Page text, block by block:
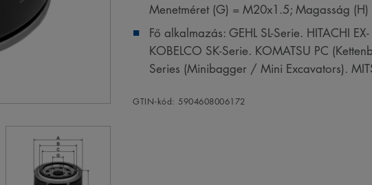
Menetméret (G) = M20x1.5; Magasság (H)
Fő alkalmazás: GEHL SL-Serie. HITACHI
KOBELCO SK-Serie. KOMATSU PC
Series (Minibagger / Mini Excavators).
GTIN‑kód: 5904608006172